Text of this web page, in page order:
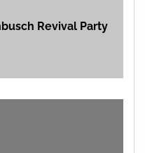
Revival Party